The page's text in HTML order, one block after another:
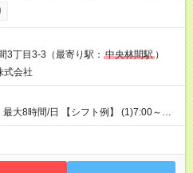
し、ご相談の上で決定します。 【試
3丁目3-3（最寄り駅： 中央林間駅 ）
式会社
大8時間/日 【シフト例】 (1)7:00～
～22:00 (4)14:00～23:00
8:00